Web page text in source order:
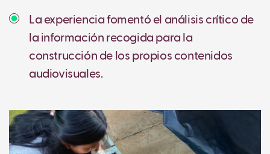
La experiencia fomentó el análisis crítico de
la información recogida para la
construcción de los propios contenidos
audiovisuales.